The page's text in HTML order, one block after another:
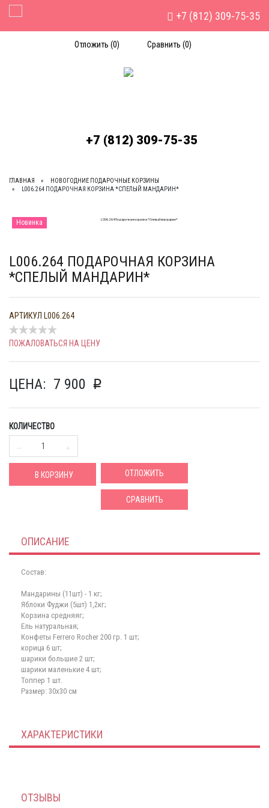
Отложить (0) Сравнить (0)
+7 (812) 309-75-35
+7 (812) 309-75-35
Toggle Navigation
ГЛАВНАЯ
НОВОГОДНИЕ ПОДАРОЧНЫЕ КОРЗИНЫ
L006.264 ПОДАРОЧНАЯ КОРЗИНА *СПЕЛЫЙ МАНДАРИН*
Новинка
L006.264 ПОДАРОЧНАЯ КОРЗИНА
*СПЕЛЫЙ МАНДАРИН*
АРТИКУЛ L006.264
ПОЖАЛОВАТЬСЯ НА ЦЕНУ
ЦЕНА: 7 900 p
КОЛИЧЕСТВО
В КОРЗИНУ ОТЛОЖИТЬ
СРАВНИТЬ
ОПИСАНИЕ
Состав:
Мандарины (11шт) - 1 кг;
Яблоки Фуджи (5шт) 1,2кг;
Корзина средняяг;
Ель натуральная;
Конфеты Ferrero Rocher 200 гр. 1 шт;
корица 6 шт;
шарики большие 2 шт;
шарики маленькие 4 шт;
Топпер 1 шт.
Размер: 30x30 см
ХАРАКТЕРИСТИКИ
ОТЗЫВЫ